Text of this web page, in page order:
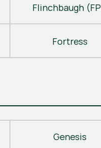
Flinchbaugh
Fortress
Genesis